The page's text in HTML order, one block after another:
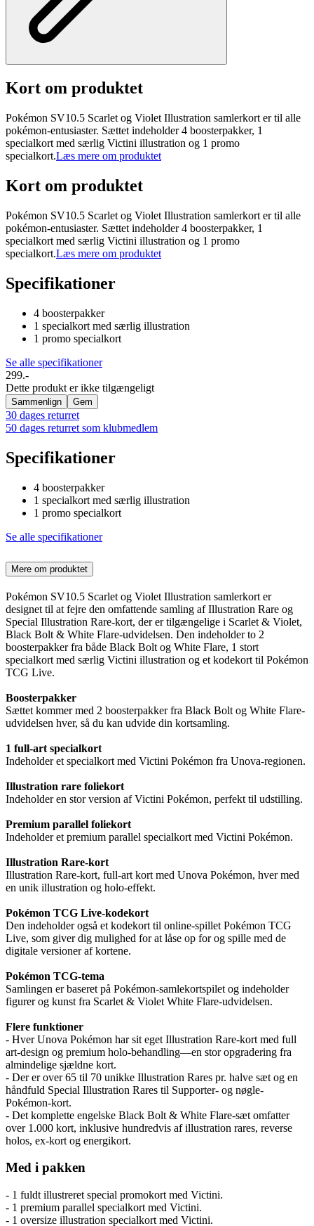
Kort om produktet
Pokémon SV10.5 Scarlet og Violet Illustration samlerkort er til alle
pokémon-entusiaster. Sættet indeholder 4 boosterpakker, 1
specialkort med særlig Victini illustration og 1 promo
specialkort.Læs mere om produktet
Kort om produktet
Pokémon SV10.5 Scarlet og Violet Illustration samlerkort er til alle
pokémon-entusiaster. Sættet indeholder 4 boosterpakker, 1
specialkort med særlig Victini illustration og 1 promo
specialkort.Læs mere om produktet
Specifikationer
4 boosterpakker
1 specialkort med særlig illustration
1 promo specialkort
Se alle specifikationer
299.-
Dette produkt er ikke tilgængeligt
Sammenlign Gem
30 dages returret
50 dages returret som klubmedlem
Specifikationer
4 boosterpakker
1 specialkort med særlig illustration
1 promo specialkort
Se alle specifikationer
Mere om produktet
Pokémon SV10.5 Scarlet og Violet Illustration samlerkort er
designet til at fejre den omfattende samling af Illustration Rare og
Special Illustration Rare-kort, der er tilgængelige i Scarlet & Violet,
Black Bolt & White Flare-udvidelsen. Den indeholder to 2
boosterpakker fra både Black Bolt og White Flare, 1 stort
specialkort med særlig Victini illustration og et kodekort til Pokémon
TCG Live.
Boosterpakker
Sættet kommer med 2 boosterpakker fra Black Bolt og White Flare-
udvidelsen hver, så du kan udvide din kortsamling.
1 full-art specialkort
Indeholder et specialkort med Victini Pokémon fra Unova-regionen.
Illustration rare foliekort
Indeholder en stor version af Victini Pokémon, perfekt til udstilling.
Premium parallel foliekort
Indeholder et premium parallel specialkort med Victini Pokémon.
Illustration Rare-kort
Illustration Rare-kort, full-art kort med Unova Pokémon, hver med
en unik illustration og holo-effekt.
Pokémon TCG Live-kodekort
Den indeholder også et kodekort til online-spillet Pokémon TCG
Live, som giver dig mulighed for at låse op for og spille med de
digitale versioner af kortene.
Pokémon TCG-tema
Samlingen er baseret på Pokémon-samlekortspilet og indeholder
figurer og kunst fra Scarlet & Violet White Flare-udvidelsen.
Flere funktioner
- Hver Unova Pokémon har sit eget Illustration Rare-kort med full
art-design og premium holo-behandling—en stor opgradering fra
almindelige sjældne kort.
- Der er over 65 til 70 unikke Illustration Rares pr. halve sæt og en
håndfuld Special Illustration Rares til Supporter- og nøgle-
Pokémon-kort.
- Det komplette engelske Black Bolt & White Flare-sæt omfatter
over 1.000 kort, inklusive hundredvis af illustration rares, reverse
holos, ex-kort og energikort.
Med i pakken
- 1 fuldt illustreret special promokort med Victini.
- 1 premium parallel specialkort med Victini.
- 1 oversize illustration specialkort med Victini.